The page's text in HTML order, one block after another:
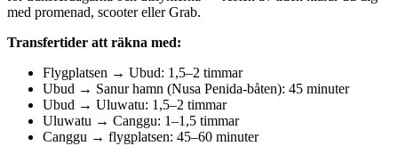
med promenad, scooter eller Grab.
Transfertider att räkna med:
Flygplatsen → Ubud: 1,5–2 timmar
Ubud → Sanur hamn (Nusa Penida-båten): 45 minuter
Ubud → Uluwatu: 1,5–2 timmar
Uluwatu → Canggu: 1–1,5 timmar
Canggu → flygplatsen: 45–60 minuter